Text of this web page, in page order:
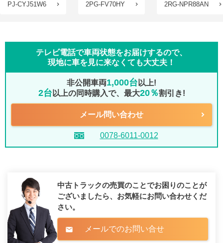
PJ-CYJ51W6 2PG-FV70HY 2RG-NPR88AN
テレビ電話で車両状態をお届けするので、
現地に車を見に来なくても大丈夫！
非公開車両1,000台 以上!
2台 以上の同時購入で、最大20％割引き!
メール問い合わせ
0078-6011-0012
中古トラックの売買のことでお困りのことが
ございましたら、 お気軽にお問い合わせくだ
さい。
mail メールでのお問い合せ